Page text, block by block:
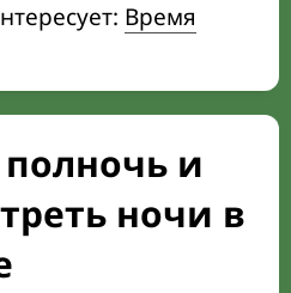
Время
и
ночи в